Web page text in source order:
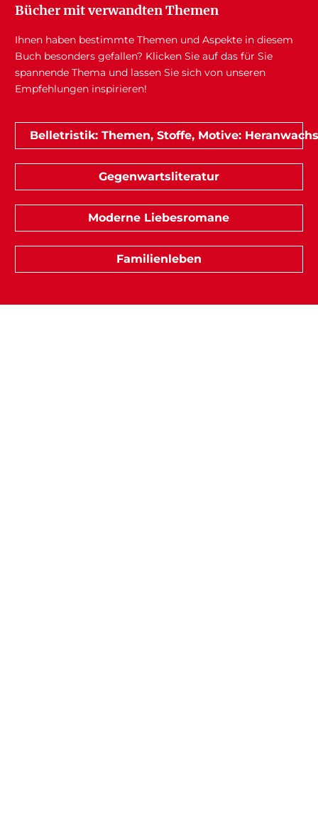
Bücher mit verwandten Themen
Ihnen haben bestimmte Themen und Aspekte in diesem
Buch besonders gefallen? Klicken Sie auf das für Sie
spannende Thema und lassen Sie sich von unseren
Empfehlungen inspirieren!
Belletristik: Themen, Stoffe, Motive:
Gegenwartsliteratur
Moderne Liebesromane
Familienleben